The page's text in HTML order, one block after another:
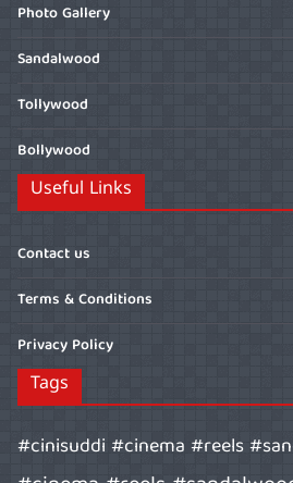
Photo Gallery
Sandalwood
Tollywood
Bollywood
Useful Links
Contact us
Terms & Conditions
Privacy Policy
Tags
#cinisuddi #cinema #reels